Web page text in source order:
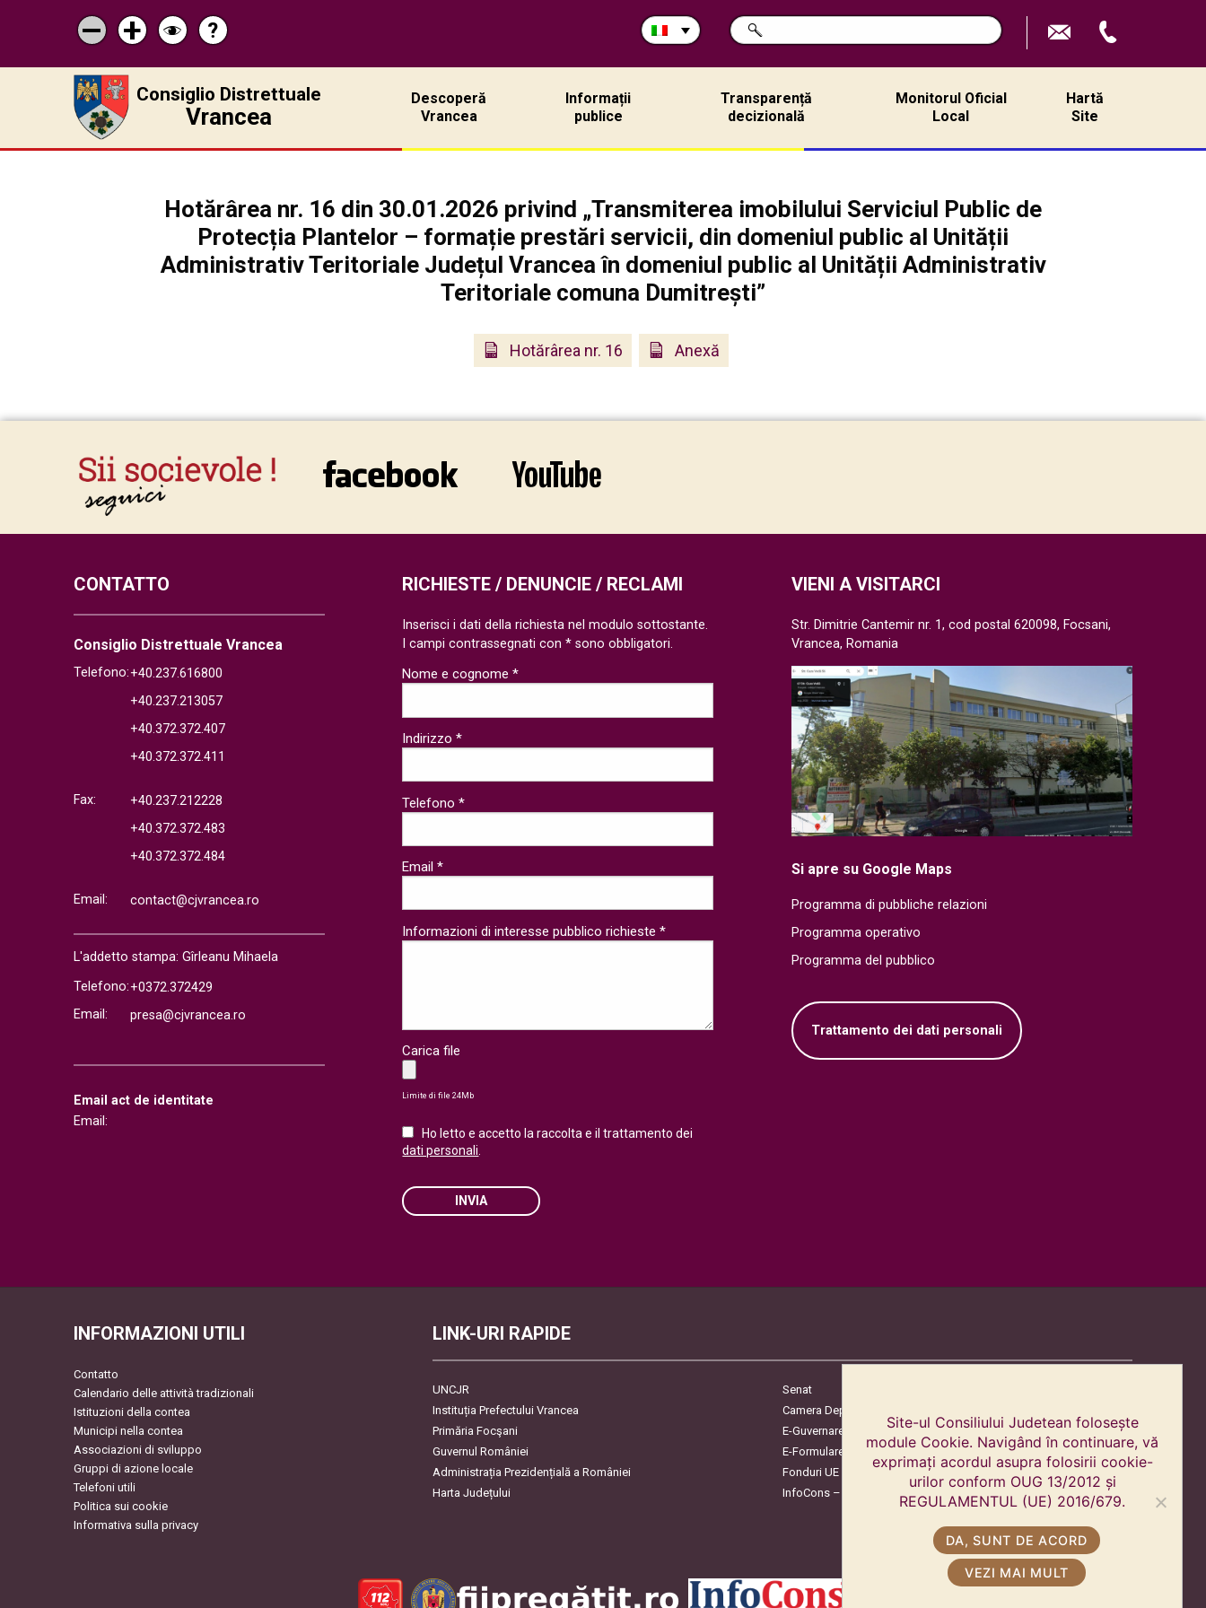
Micșorează
scrisul
Mărește
scrisul
Schimbă
contrastul
Pagina
de
ajutor
?
Cerca
nel
RICERCA
Consiglio Distrettuale
Vrancea
Descoperă
Vrancea
Informații
publice
Transparență
decizională
Monitorul Oficial
Local
Hartă
Site
Hotărârea nr. 16 din 30.01.2026 privind „Transmiterea imobilului Serviciul Public de
Protecția Plantelor – formație prestări servicii, din domeniul public al Unității
Administrativ Teritoriale Județul Vrancea în domeniul public al Unității Administrativ
Teritoriale comuna Dumitrești”
Hotărârea nr. 16 Anexă
CONTATTO
Consiglio Distrettuale Vrancea
Telefono:+40.237.616800
+40.237.213057
+40.372.372.407
+40.372.372.411
Fax:
+40.237.212228
+40.372.372.483
+40.372.372.484
Email: contact@cjvrancea.ro
L'addetto stampa: Gîrleanu Mihaela
Telefono:+0372.372429
Email:
presa@cjvrancea.ro
Email act de identitate
Email:
VIENI A VISITARCI
Str. Dimitrie Cantemir nr. 1, cod postal 620098, Focsani,
Vrancea, Romania
Si apre su Google Maps
Programma di pubbliche relazioni
Programma operativo
Programma del pubblico
Trattamento dei dati personali
RICHIESTE / DENUNCIE / RECLAMI
Inserisci i dati della richiesta nel modulo sottostante.
I campi contrassegnati con * sono obbligatori.
Nome e cognome *
Indirizzo *
Telefono *
Email *
Informazioni di interesse pubblico richieste *
Carica file
Limite di file 24Mb
Ho letto e accetto la raccolta e il trattamento dei
dati personali.
INVIA
INFORMAZIONI UTILI
Contatto
Calendario delle attività tradizionali
Istituzioni della contea
Municipi nella contea
Associazioni di sviluppo
Gruppi di azione locale
Telefoni utili
Politica sui cookie
Informativa sulla privacy
LINK-URI RAPIDE
UNCJR
Senat
Instituția Prefectului Vrancea
Camera Deputaților
Primăria Focşani
E-Guvernare
Guvernul României
E-Formulare
Administrația Prezidențială a României
Fonduri UE
Harta Județului
InfoCons – Protecția Consumatorilor
Site-ul Consiliului Judetean folosește
module Cookie. Navigând în continuare, vă
exprimați acordul asupra folosirii cookie-
urilor conform OUG 13/2012 și
REGULAMENTUL (UE) 2016/679.
DA, SUNT DE ACORD
VEZI MAI MULT